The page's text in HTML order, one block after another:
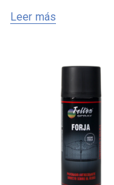
Leer más